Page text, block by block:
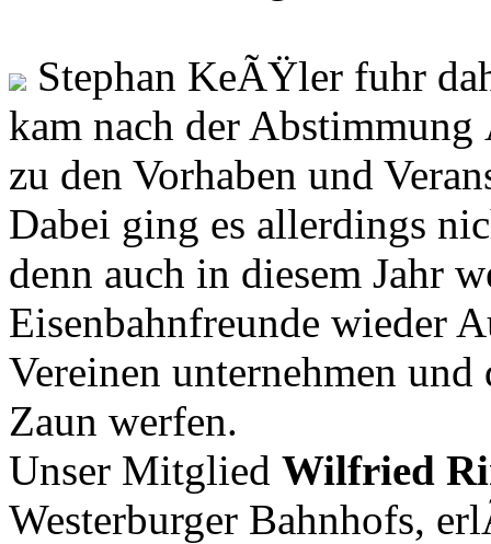
Stephan KeÃŸler fuhr
kam nach der
zu den Vorhaben und
Dabei ging es allerdings
denn auch in diesem Jahr
Eisenbahnfreunde wieder
Vereinen unternehmen
Zaun werfen.
Unser Mitglied Wilfried
Westerburger Bahnhofs,